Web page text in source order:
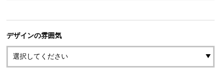
デザインの雰囲気